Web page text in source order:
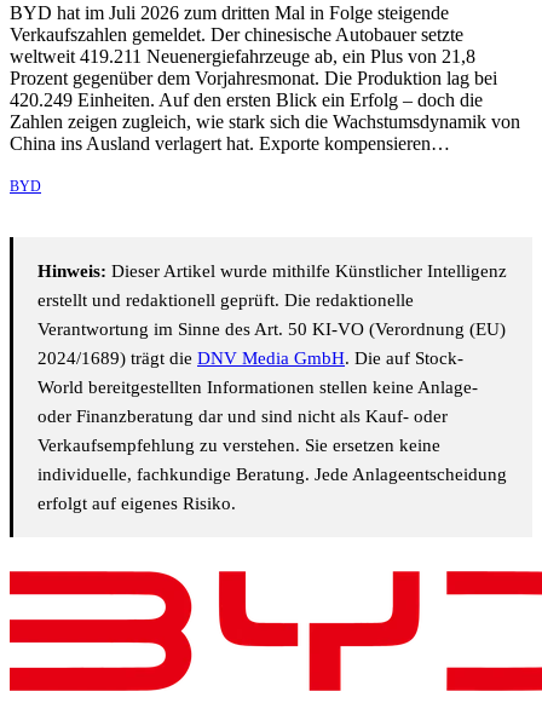
BYD hat im Juli 2026 zum dritten Mal in Folge steigende
Verkaufszahlen gemeldet. Der chinesische Autobauer setzte
weltweit 419.211 Neuenergiefahrzeuge ab, ein Plus von 21,8
Prozent gegenüber dem Vorjahresmonat. Die Produktion lag bei
420.249 Einheiten. Auf den ersten Blick ein Erfolg – doch die
Zahlen zeigen zugleich, wie stark sich die Wachstumsdynamik von
China ins Ausland verlagert hat. Exporte kompensieren…
BYD
Hinweis: Dieser Artikel wurde mithilfe Künstlicher Intelligenz
erstellt und redaktionell geprüft. Die redaktionelle
Verantwortung im Sinne des Art. 50 KI-VO (Verordnung (EU)
2024/1689) trägt die DNV Media GmbH. Die auf Stock-
World bereitgestellten Informationen stellen keine Anlage-
oder Finanzberatung dar und sind nicht als Kauf- oder
Verkaufsempfehlung zu verstehen. Sie ersetzen keine
individuelle, fachkundige Beratung. Jede Anlageentscheidung
erfolgt auf eigenes Risiko.